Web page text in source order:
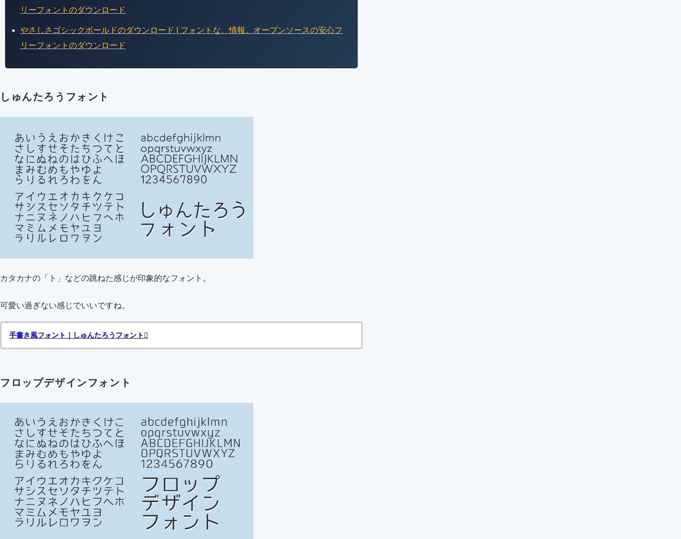
リーフォントのダウンロード
やさしさゴシックボールドのダウンロード | フォントな、情報。オープンソースの安心フ
リーフォントのダウンロード
しゅんたろうフォント
カタカナの「ト」などの跳ねた感じが印象的なフォント。
可愛い過ぎない感じでいいですね。
手書き風フォント｜しゅんたろうフォント
フロップデザインフォント